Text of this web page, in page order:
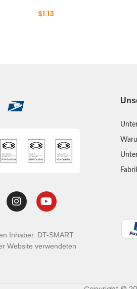
$1.13
Inhaber. DT-SMART
Website verwendeten